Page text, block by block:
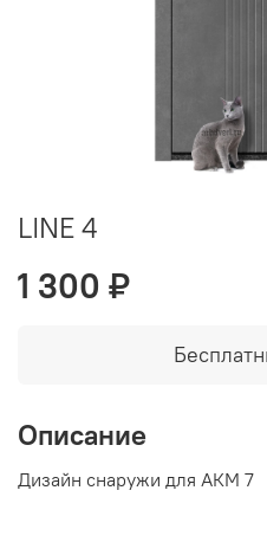
LINE 4
1 300 ₽
Описание
Дизайн снаружи для АКМ 7